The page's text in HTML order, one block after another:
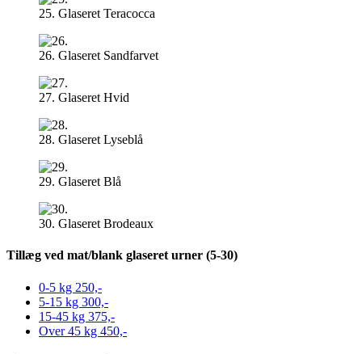
25. Glaseret Teracocca
26. Glaseret Sandfarvet
27. Glaseret Hvid
28. Glaseret Lyseblå
29. Glaseret Blå
30. Glaseret Brodeaux
Tillæg ved mat/blank glaseret urner (5-30)
0-5 kg 250,-
5-15 kg 300,-
15-45 kg 375,-
Over 45 kg 450,-